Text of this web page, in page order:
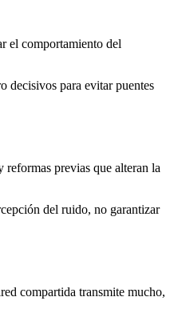
el comportamiento del
decisivos para evitar puentes
previas que alteran la
del ruido, no garantizar
compartida transmite mucho,